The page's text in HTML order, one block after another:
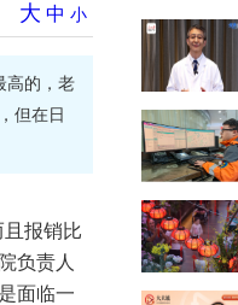
大 中 小
高的，老
但在日
报销比
负责人
面临一